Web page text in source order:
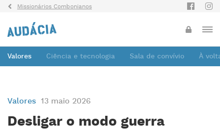
Missionários Combonianos
Valores Ciência e tecnologia Sala de convívio À
Valores 13 maio 2026
Desligar o modo guerra